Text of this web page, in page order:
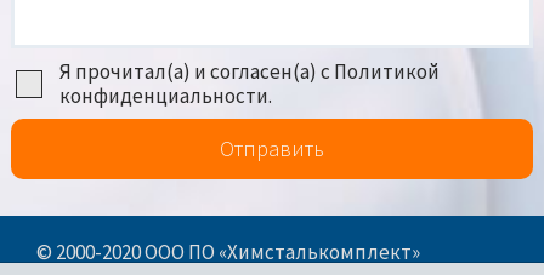
Я прочитал(а) и согласен(а) с Политикой
конфиденциальности.
Отправить
© 2000-2020 ООО ПО «Химсталькомплект»